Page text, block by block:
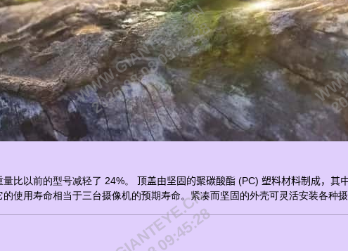
比以前的型号减轻了 24%。 顶盖由坚固的聚碳酸酯 (PC) 塑料材料制成，其
使用寿命相当于三台摄像机的预期寿命。紧凑而坚固的外壳可灵活安装各种
WWW.GIANTEYE.CN
2026-08-08 09:45:28